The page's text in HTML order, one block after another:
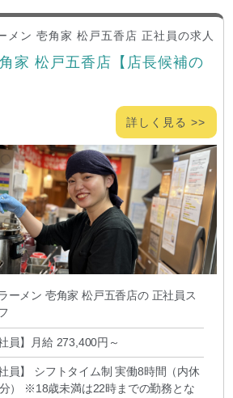
メン 壱角家 松戸五香店 正社員の求人
家 松戸五香店【店長候補の
詳しく見る >>
ーメン 壱角家 松戸五香店の 正社員ス
社員】月給 273,400円～
社員】 シフトタイム制 実働8時間（内休
） ※18歳未満は22時までの勤務とな